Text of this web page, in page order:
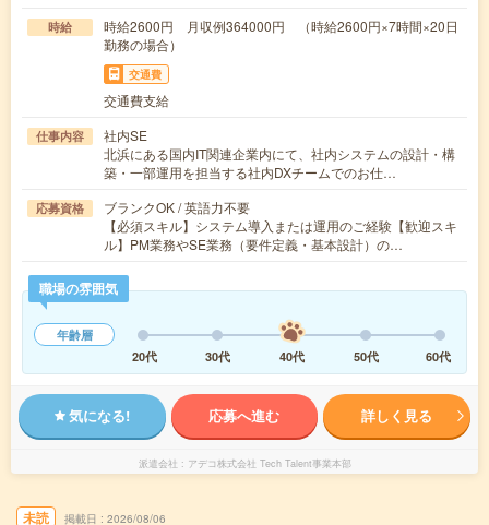
時給
時給2600円 月収例364000円 （時給2600円×7時間×20日
勤務の場合）
交通費
交通費支給
仕事内容
社内SE
北浜にある国内IT関連企業内にて、社内システムの設計・構
築・一部運用を担当する社内DXチームでのお仕…
応募資格
ブランクOK / 英語力不要
【必須スキル】システム導入または運用のご経験【歓迎スキ
ル】PM業務やSE業務（要件定義・基本設計）の…
職場の雰囲気
年齢層
20代
30代 40代 50代 60代
気になる! 応募へ進む 詳しく見る
派遣会社 アデコ株式会社 Tech Talent事業本部
未読 掲載日 2026/08/06